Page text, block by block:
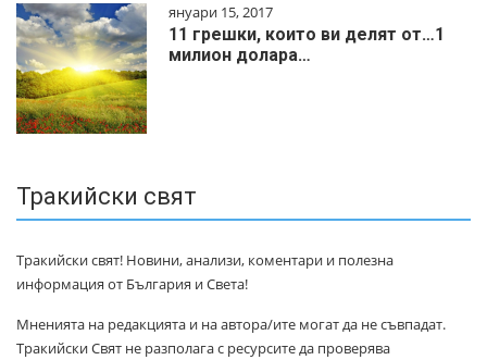
януари 15, 2017
11 грешки, които ви делят от…1
милиoн дoлapa…
Тракийски свят
Тракийски свят! Новини, анализи, коментари и полезна
информация от България и Света!
Мненията на редакцията и на автора/ите могат да не съвпадат.
Тракийски Свят не разполага с ресурсите да проверява